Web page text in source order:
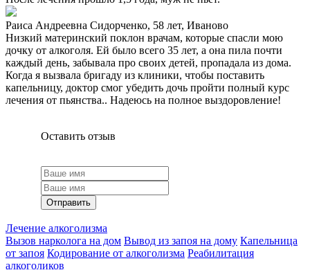
Раиса Андреевна Сидорченко, 58 лет, Иваново
Низкий материнский поклон врачам, которые спасли мою
дочку от алкоголя. Ей было всего 35 лет, а она пила почти
каждый день, забывала про своих детей, пропадала из дома.
Когда я вызвала бригаду из клиники, чтобы поставить
капельницу, доктор смог убедить дочь пройти полный курс
лечения от пьянства.. Надеюсь на полное выздоровление!
Оставить отзыв
Отправить
Лечение алкоголизма
Вызов нарколога на дом Вывод из запоя на дому Капельница
от запоя Кодирование от алкоголизма Реабилитация
алкоголиков